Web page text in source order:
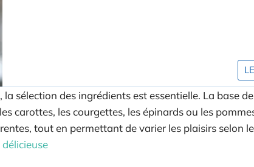
sélection des ingrédients est essentielle. La base
carottes, les courgettes, les épinards ou les
tout en permettant de varier les plaisirs selon